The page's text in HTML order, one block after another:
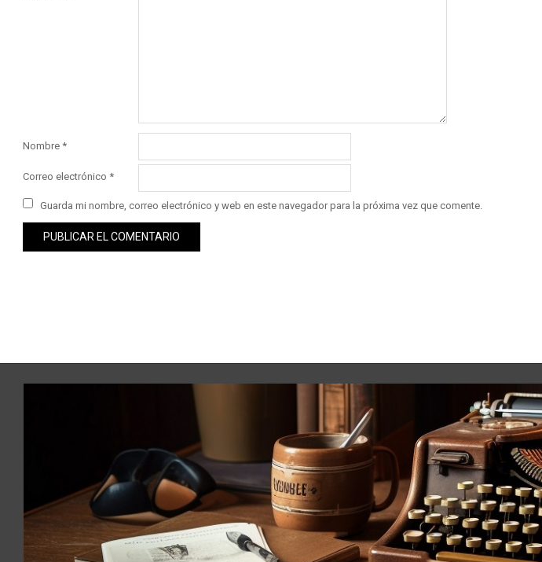
Nombre *
Correo electrónico *
Guarda mi nombre, correo electrónico y web en este navegador para la próxima vez que comente.